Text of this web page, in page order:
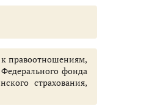
правоотношениям,
фонда
страхования,